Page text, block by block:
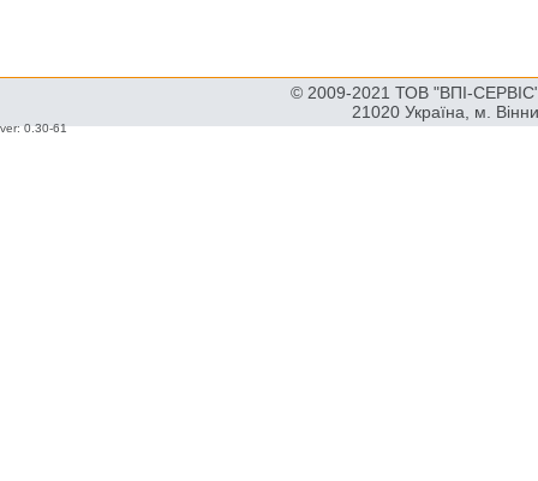
© 2009-2021 ТОВ "ВПІ-
21020 Україна, м.
ver: 0.30-61